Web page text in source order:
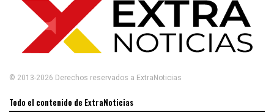
© 2013-2026 Derechos reservados a ExtraNoticias
Todo el contenido de ExtraNoticias